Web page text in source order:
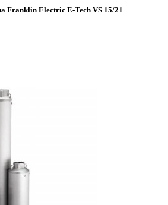
Franklin Electric E-Tech VS 15/21